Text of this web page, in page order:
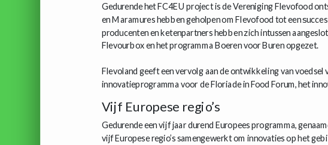
Gedurende het FC4EU project is de Vereniging Flevofood
en Maramures hebben geholpen om Flevofood tot een
producenten en ketenpartners hebben zich intussen
Flevourbox en het programma Boeren voor Buren opgezet.
Flevoland geeft een vervolg aan de ontwikkeling van voedsel
innovatieprogramma voor de Floriade in Food Forum, het
Vijf Europese regio’s
Gedurende een vijf jaar durend Europees programma,
vijf Europese regio’s samengewerkt om innovaties op het